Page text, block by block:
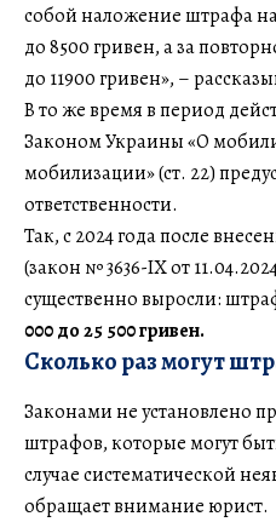
собой наложение штрафа
до 8500 гривен, а за
до 11900 гривен», –
В то же время в период
Законом Украины «О
мобилизации» (ст. 22)
ответственности.
Так, с 2024 года после
(закон № 3636-ІХ от
существенно выросли:
000 до 25 500гривен.
Сколько раз могут
Законами не установлено
штрафов, которые могут
случае систематической
обращает внимание юрист.